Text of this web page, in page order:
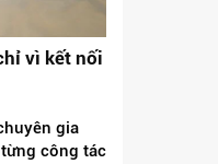
vì kết nối
gia
công tác